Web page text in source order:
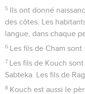
5 Ils ont donné
des côtes. Les
langue, dans chaque
6 Les fils de Cham sont
7 Les fils de Kouch
Sabteka. Les fils de
8 Kouch est aussi le